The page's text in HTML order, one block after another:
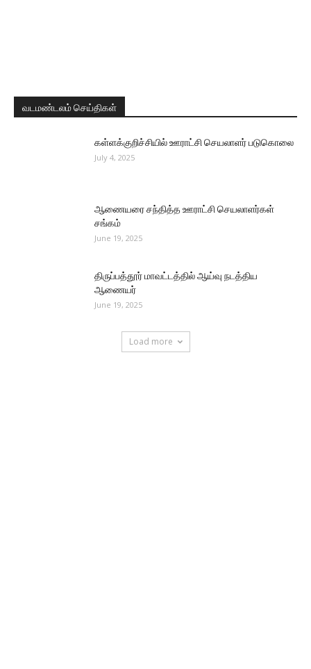
வடமண்டலம் செய்திகள்
கள்ளக்குறிச்சியில் ஊராட்சி செயலாளர் படுகொலை
July 4, 2025
ஆணையரை சந்தித்த ஊராட்சி செயலாளர்கள்
சங்கம்
June 19, 2025
திருப்பத்தூர் மாவட்டத்தில் ஆய்வு நடத்திய
ஆணையர்
June 19, 2025
Load more